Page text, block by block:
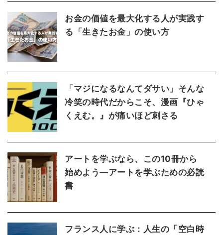
お金の価値を最大化する人が実践す
る「生きたお金」の使い方
「マジになるなんてダサい」そんな
冷笑の時代だからこそ、漫画『ひゃ
くえむ。』が痛いほど刺さる
アートを学ぶなら、この10冊から
始めよう―アートを学ぶための必読
書
フランス人に学ぶ：人生の「空白時